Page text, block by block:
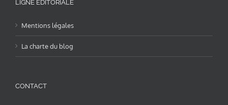
LIGNE ÉDITORIALE
Mentions légales
La charte du blog
CONTACT